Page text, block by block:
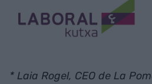
* Laia Rogel, CEO de La